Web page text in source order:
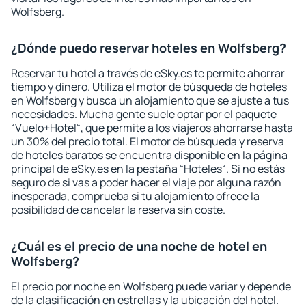
Wolfsberg.
¿Dónde puedo reservar hoteles en Wolfsberg?
Reservar tu hotel a través de eSky.es te permite ahorrar
tiempo y dinero. Utiliza el motor de búsqueda de hoteles
en Wolfsberg y busca un alojamiento que se ajuste a tus
necesidades. Mucha gente suele optar por el paquete
“Vuelo+Hotel“, que permite a los viajeros ahorrarse hasta
un 30% del precio total. El motor de búsqueda y reserva
de hoteles baratos se encuentra disponible en la página
principal de eSky.es en la pestaña “Hoteles“. Si no estás
seguro de si vas a poder hacer el viaje por alguna razón
inesperada, comprueba si tu alojamiento ofrece la
posibilidad de cancelar la reserva sin coste.
¿Cuál es el precio de una noche de hotel en
Wolfsberg?
El precio por noche en Wolfsberg puede variar y depende
de la clasificación en estrellas y la ubicación del hotel.